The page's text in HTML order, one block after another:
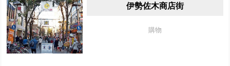
伊勢佐木商店街
購物